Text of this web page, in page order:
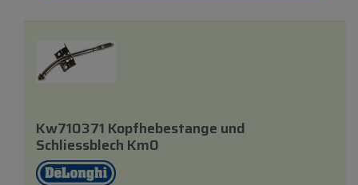
Kw710371 Kopfhebestange und
Schliessblech Km0